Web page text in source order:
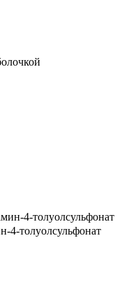
4-толуолсульфонат
4-толуолсульфонат